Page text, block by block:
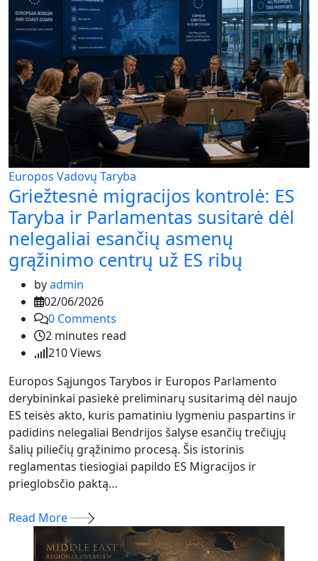
Europos Vadovų Taryba
Griežtesnė migracijos kontrolė: ES
Taryba ir Parlamentas susitarė dėl
nelegaliai esančių asmenų
grąžinimo centrų už ES ribų
byadmin
02/06/2026
0 Comments
2 minutes read
210Views
Europos Sąjungos Tarybos ir Europos Parlamento
derybininkai pasiekė preliminarų susitarimą dėl naujo
ES teisės akto, kuris pamatiniu lygmeniu paspartins ir
padidins nelegaliai Bendrijos šalyse esančių trečiųjų
šalių piliečių grąžinimo procesą. Šis istorinis
reglamentas tiesiogiai papildo ES Migracijos ir
prieglobsčio paktą…
Read More